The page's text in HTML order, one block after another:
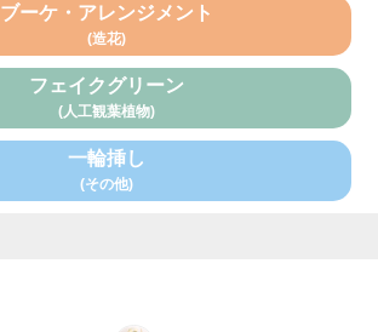
ブーケ・アレンジメント
(造花)
フェイクグリーン
(人工観葉植物)
一輪挿し
(その他)